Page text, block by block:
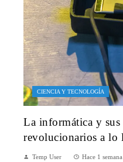
CIENCIA Y TECNOLOGÍA
La informática y sus
revolucionarios a lo
Temp User Hace 1 semana